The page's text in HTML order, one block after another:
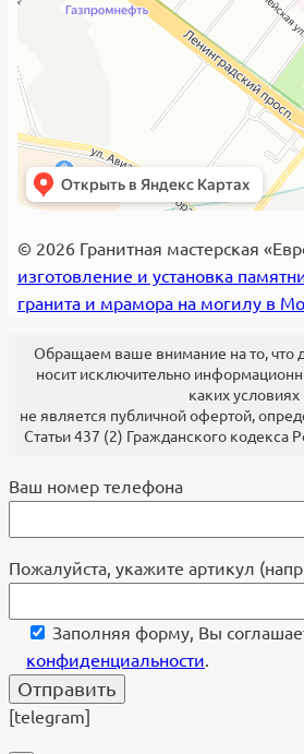
© 2026 Гранитная мастерская
изготовление и установка
гранита и мрамора на могилу в
Обращаем ваше внимание на то, что
носит исключительно
каких условиях
не является публичной офертой,
Статьи 437 (2) Гражданского кодекса
Ваш номер телефона
Пожалуйста, укажите артикул
Заполняя форму, Вы
конфиденциальности.
[telegram]